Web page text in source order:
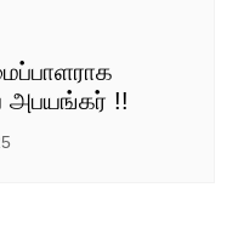
அபயங்கர் !!